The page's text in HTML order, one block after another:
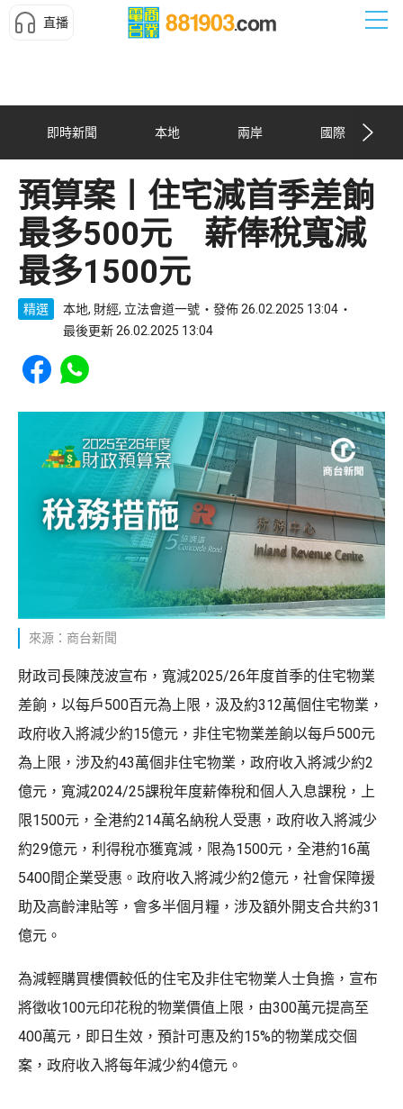
直播
即時新聞 本地 兩岸 國際
預算案丨住宅減首季差餉
最多500元 薪俸稅寬減
最多1500元
精選 本地, 財經, 立法會道一號
發佈 26.02.2025 13:04
最後更新 26.02.2025 13:04
Share to Facebook
Share to WhatsApp
來源：商台新聞
財政司長陳茂波宣布，寬減2025/26年度首季的住宅物業
差餉，以每戶500百元為上限，汲及約312萬個住宅物業，
政府收入將減少約15億元，非住宅物業差餉以每戶500元
為上限，涉及約43萬個非住宅物業，政府收入將減少約2
億元，寬減2024/25課稅年度薪俸稅和個人入息課稅，上
限1500元，全港約214萬名納稅人受惠，政府收入將減少
約29億元，利得稅亦獲寬減，限為1500元，全港約16萬
5400間企業受惠。政府收入將減少約2億元，社會保障援
助及高齡津貼等，會多半個月糧，涉及額外開支合共約31
億元。
為減輕購買樓價較低的住宅及非住宅物業人士負擔，宣布
將徵收100元印花稅的物業價值上限，由300萬元提高至
400萬元，即日生效，預計可惠及約15%的物業成交個
案，政府收入將每年減少約4億元。